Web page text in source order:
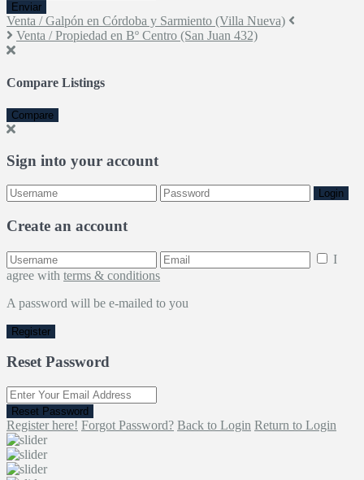
Enviar
Venta / Galpón en Córdoba y Sarmiento (Villa Nueva)
Venta / Propiedad en Bº Centro (San Juan 432)
Compare Listings
Compare
Sign into your account
Login
Create an account
I
agree with terms & conditions
A password will be e-mailed to you
Register
Reset Password
Reset Password
Register here! Forgot Password? Back to Login Return to Login